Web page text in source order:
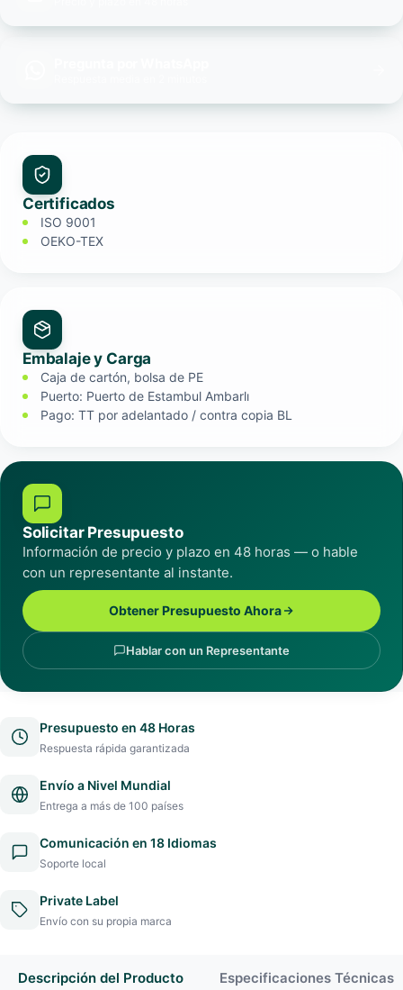
Certificados
ISO 9001
OEKO-TEX
Embalaje y Carga
Caja de cartón, bolsa de PE
Puerto: Puerto de Estambul Ambarlı
Pago: TT por adelantado / contra copia BL
Solicitar Presupuesto
Información de precio y plazo en 48 horas — o hable
con un representante al instante.
Obtener Presupuesto Ahora
Hablar con un Representante
Presupuesto en 48 Horas
Respuesta rápida garantizada
Envío a Nivel Mundial
Entrega a más de 100 países
Comunicación en 18 Idiomas
Soporte local
Private Label
Envío con su propia marca
Descripción del Producto Especificaciones Técnicas